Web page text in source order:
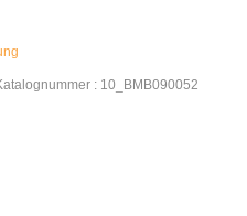
: 10_BMB090052